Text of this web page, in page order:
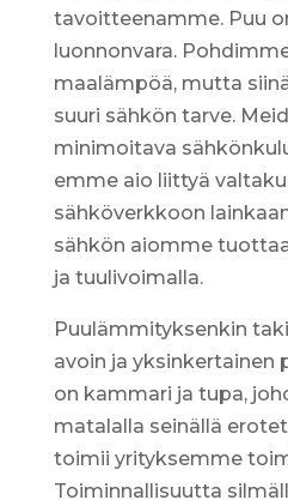
tavoitteenamme. Puu
luonnonvara.
maalämpöä, mutta
suuri sähkön tarve.
minimoitava
emme aio liittyä
sähköverkkoon
sähkön aiomme
ja tuulivoimalla.
Puulämmityksenkin
avoin ja yksinkertainen
on kammari ja tupa,
matalalla seinällä
toimii yrityksemme
Toiminnallisuutta